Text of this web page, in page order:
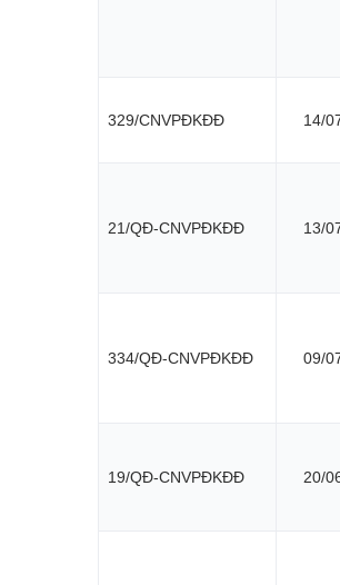
329/CNVPĐKĐĐ 14/
21/QĐ-CNVPĐKĐĐ 13/
334/QĐ-CNVPĐKĐĐ 09/
19/QĐ-CNVPĐKĐĐ 20/